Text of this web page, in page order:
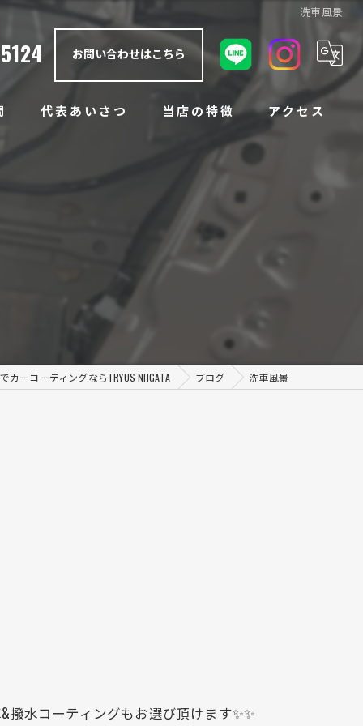
洗車風景
お問い合わせはこちら
代表あいさつ 当店の特徴
アンダーコート
ノックスドール
アクセス
カーコーティングならTRYUS NIIGATA ブログ 洗車風景
水コーティングもお選び頂けます✨✨